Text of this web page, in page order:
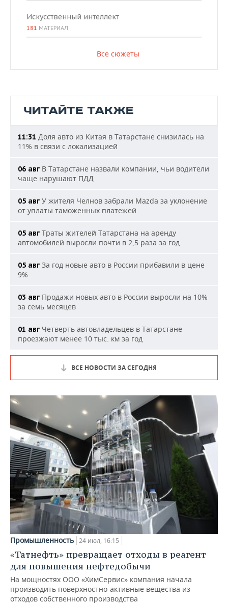
Искусственный интеллект
181 МАТЕРИАЛ
Все сюжеты
ЧИТАЙТЕ ТАКЖЕ
11:31 Доля авто из Китая в Татарстане снизилась на
11% в связи с локализацией
06 авг В Татарстане назвали компании, чьи водители
чаще нарушают ПДД
05 авг У жителя Челнов забрали Mazda за уклонение
от уплаты таможенных платежей
05 авг Траты жителей Татарстана на аренду
автомобилей выросли почти в 2,5 раза за год
05 авг За год новые авто в России прибавили в цене
9%
03 авг Продажи новых авто в России выросли на 10%
за семь месяцев
01 авг Четверть автовладельцев в Татарстане
проезжают менее 10 тыс. км за год
ВСЕ НОВОСТИ ЗА СЕГОДНЯ
Промышленность 24 июл, 16:15
«Татнефть» превращает отходы в реагент
для повышения нефтедобычи
На мощностях ООО «ХимСервис» компания начала
производить поверхностно-активные вещества из
отходов собственного производства